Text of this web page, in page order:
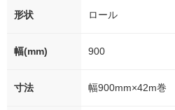
形状 ロール
幅(mm) 900
寸法 幅900mm×42m巻